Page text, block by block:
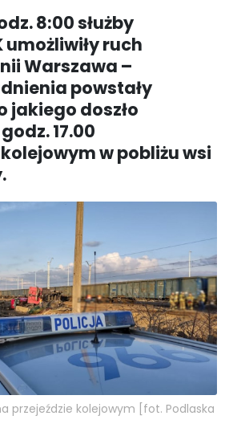
8:00 służby
umożliwiły ruch
Warszawa –
powstały
jakiego doszło
17.00
w pobliżu wsi
przejeździe kolejowym [fot. Podlaska